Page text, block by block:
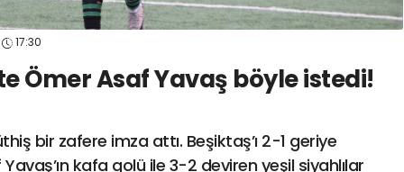
17:30
Ömer Asaf Yavaş böyle istedi!
bir zafere imza attı. Beşiktaş’ı 2-1 geriye
kafa golü ile 3-2 deviren yeşil siyahlılar